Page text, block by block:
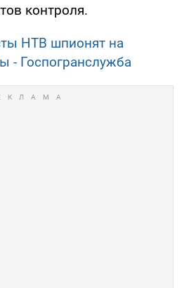
контроля.
НТВ шпионят на
- Госпогранслужба